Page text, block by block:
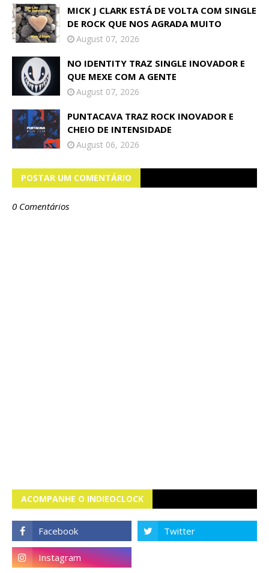
MICK J CLARK ESTÁ DE VOLTA COM SINGLE
DE ROCK QUE NOS AGRADA MUITO
August 07, 2026
NO IDENTITY TRAZ SINGLE INOVADOR E
QUE MEXE COM A GENTE
August 07, 2026
PUNTACAVA TRAZ ROCK INOVADOR E
CHEIO DE INTENSIDADE
August 06, 2026
POSTAR UM COMENTÁRIO
0 Comentários
ACOMPANHE O INDIEOCLOCK